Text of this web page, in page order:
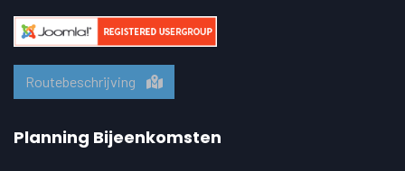
Routebeschrijving
Planning Bijeenkomsten